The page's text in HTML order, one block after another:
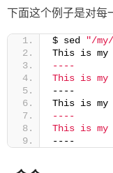
下面这个例子是对每
$ sed "/
This is my
----
This is my
----
This is
----
This is my
----